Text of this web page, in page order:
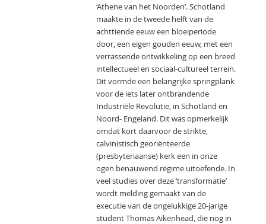
‘Athene van het Noorden’. Schotland
maakte in de tweede helft van de
achttiende eeuw een bloeiperiode
door, een eigen gouden eeuw, met een
verrassende ontwikkeling op een breed
intellectueel en sociaal-cultureel terrein.
Dit vormde een belangrijke springplank
voor de iets later ontbrandende
Industriële Revolutie, in Schotland en
Noord- Engeland. Dit was opmerkelijk
omdat kort daarvoor de strikte,
calvinistisch georiënteerde
(presbyteriaanse) kerk een in onze
ogen benauwend regime uitoefende. In
veel studies over deze ‘transformatie’
wordt melding gemaakt van de
executie van de ongelukkige 20-jarige
student Thomas Aikenhead, die nog in